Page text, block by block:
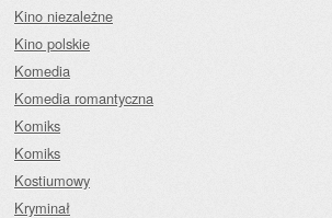
Kino niezależne
Kino polskie
Komedia
Komedia romantyczna
Komiks
Komiks
Kostiumowy
Kryminał